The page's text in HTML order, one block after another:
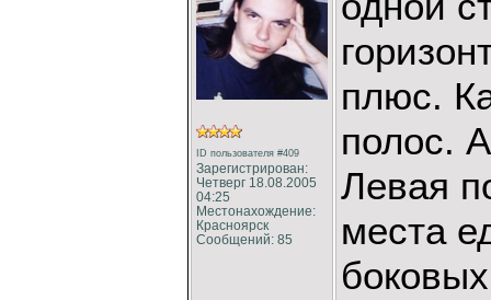
ID пользователя #409
Зарегистрирован:
Четверг 18.08.2005
04:25
Местонахождение:
Красноярск
Сообщений: 85
плюс.
полос.
Левая
места